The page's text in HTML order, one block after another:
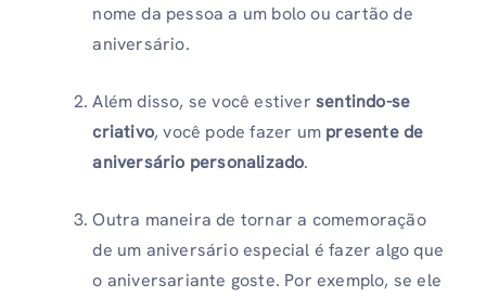
nome da pessoa a um bolo ou cartão de
aniversário.
Além disso, se você estiver sentindo-se
criativo, você pode fazer um presente de
aniversário personalizado.
Outra maneira de tornar a comemoração
de um aniversário especial é fazer algo que
o aniversariante goste. Por exemplo, se ele